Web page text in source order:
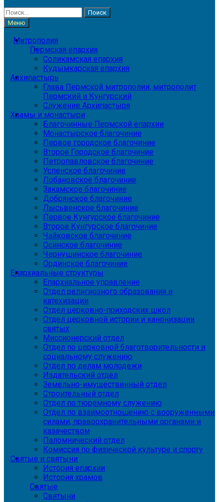
Найти:
Меню
Митрополия
Пермская епархия
Соликамская епархия
Кудымкарская епархия
Архипастырь
Глава Пермской митрополии, митрополит
Пермский и Кунгурский
Служение Архипастыря
Храмы и монастыри
Благочинные Пермской епархии
Монастырское благочиние
Первое городское благочиние
Второе Городское благочиние
Петропавловское благочиние
Успенское благочиние
Лобановское благочиние
Закамское благочиние
Добрянское благочиние
Лысьвенское благочиние
Первое Кунгурское благочиние
Второе Кунгурское благочиние
Чайковское благочиние
Осинское благочиние
Чернушинское благочиние
Ординское благочиние
Епархиальные структуры
Епархиальное управление
Отдел религиозного образования и
катехизации
Отдел церковно-приходских школ
Отдел церковной истории и канонизации
святых
Миссионерский отдел
Отдел по церковной благотворительности и
социальному служению
Отдел по делам молодежи
Издательский отдел
Земельно-имущественный отдел
Строительный отдел
Отдел по тюремному служению
Отдел по взаимоотношению с вооруженными
силами, правоохранительными органами и
казачеством
Паломнический отдел
Комиссия по физической культуре и спорту
Святые и святыни
История епархии
История храмов
Святые
Святыни